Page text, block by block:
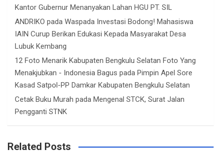
Kantor Gubernur Menanyakan Lahan HGU PT. SIL
ANDRIKO pada Waspada Investasi Bodong! Mahasiswa
IAIN Curup Berikan Edukasi Kepada Masyarakat Desa
Lubuk Kembang
12 Foto Menarik Kabupaten Bengkulu Selatan Foto Yang
Menakjubkan - Indonesia Bagus pada Pimpin Apel Sore
Kasad Satpol-PP Damkar Kabupaten Bengkulu Selatan
Cetak Buku Murah pada Mengenal STCK, Surat Jalan
Pengganti STNK
Related Posts